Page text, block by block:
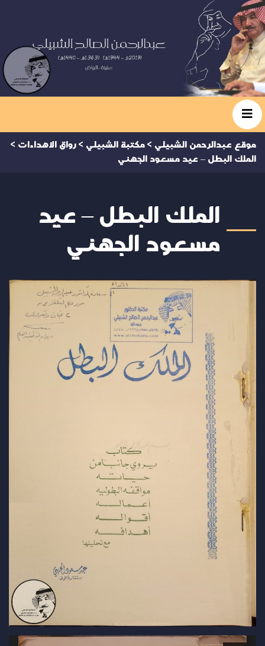
موقع عبدالرحمن الشبيلي > مكتبة الشبيلي > رواق الاهداءات >
الملك البطل – عيد مسعود الجهني
الملك البطل – عيد
مسعود الجهني